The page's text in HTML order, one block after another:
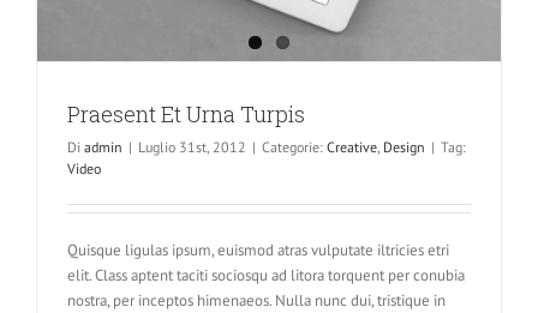
Praesent Et Urna Turpis
Di admin | Luglio 31st, 2012 | Categorie: Creative, Design | Tag:
Video
Quisque ligulas ipsum, euismod atras vulputate iltricies etri
elit. Class aptent taciti sociosqu ad litora torquent per conubia
nostra, per inceptos himenaeos. Nulla nunc dui, tristique in